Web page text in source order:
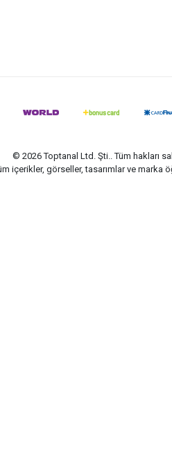
© 2026 Toptanal Ltd. Şti.. Tüm hakları
içerikler, görseller, tasarımlar ve marka